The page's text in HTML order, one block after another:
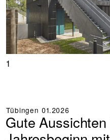
1
Tübingen 01.2026
Gute